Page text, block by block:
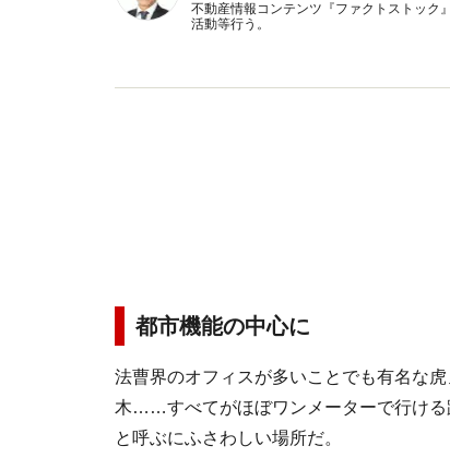
不動産情報コンテンツ『ファクトストック
活動等行う。
都市機能の中心に
法曹界のオフィスが多いことでも有名な
木……すべてがほぼワンメーターで行ける
と呼ぶにふさわしい場所だ。